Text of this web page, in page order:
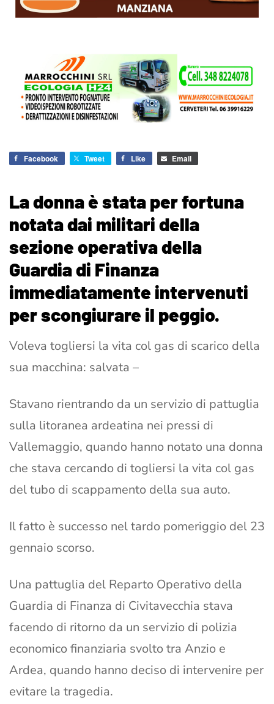
Facebook Tweet Like Email
La donna è stata per fortuna
notata dai militari della
sezione operativa della
Guardia di Finanza
immediatamente intervenuti
per scongiurare il peggio.
Voleva togliersi la vita col gas di scarico della
sua macchina: salvata –
Stavano rientrando da un servizio di pattuglia
sulla litoranea ardeatina nei pressi di
Vallemaggio, quando hanno notato una donna
che stava cercando di togliersi la vita col gas
del tubo di scappamento della sua auto.
Il fatto è successo nel tardo pomeriggio del 23
gennaio scorso.
Una pattuglia del Reparto Operativo della
Guardia di Finanza di Civitavecchia stava
facendo di ritorno da un servizio di polizia
economico finanziaria svolto tra Anzio e
Ardea, quando hanno deciso di intervenire per
evitare la tragedia.